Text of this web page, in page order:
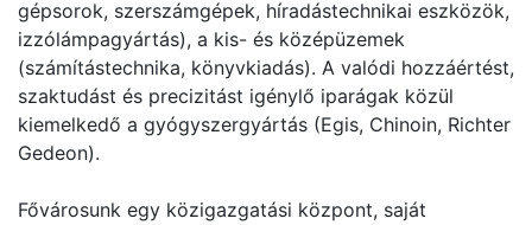
gépsorok, szerszámgépek, híradástechnikai eszközök,
izzólámpagyártás), a kis- és középüzemek
(számítástechnika, könyvkiadás). A valódi hozzáértést,
szaktudást és precizitást igénylő iparágak közül
kiemelkedő a gyógyszergyártás (Egis, Chinoin, Richter
Gedeon).
Fővárosunk egy közigazgatási központ, saját